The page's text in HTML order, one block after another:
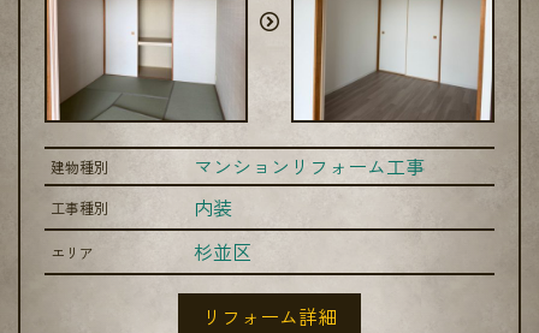
建物種別 マンションリフォーム工事
工事種別 内装
エリア 杉並区
リフォーム詳細